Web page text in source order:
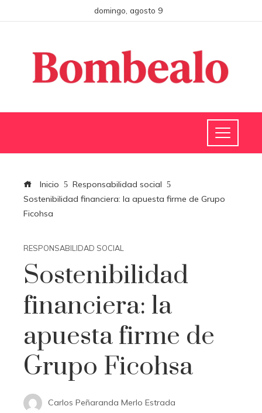
domingo, agosto 9
Inicio
Responsabilidad social
Sostenibilidad financiera: la apuesta firme de Grupo
Ficohsa
RESPONSABILIDAD SOCIAL
Sostenibilidad
financiera: la
apuesta firme de
Grupo Ficohsa
Carlos Peñaranda Merlo Estrada